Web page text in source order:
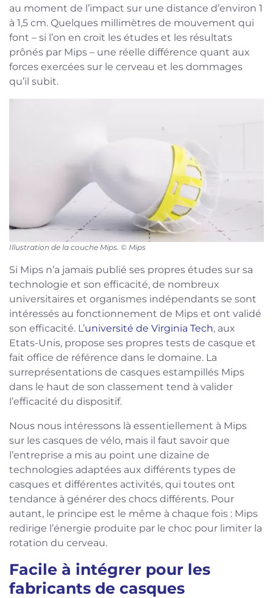
au moment de l’impact sur une distance d’environ 1
à 1,5 cm. Quelques millimètres de mouvement qui
font – si l’on en croit les études et les résultats
prônés par Mips – une réelle différence quant aux
forces exercées sur le cerveau et les dommages
qu’il subit.
Illustration de la couche Mips. © Mips
Si Mips n’a jamais publié ses propres études sur sa
technologie et son efficacité, de nombreux
universitaires et organismes indépendants se sont
intéressés au fonctionnement de Mips et ont validé
son efficacité. L’université de Virginia Tech, aux
Etats-Unis, propose ses propres tests de casque et
fait office de référence dans le domaine. La
surreprésentations de casques estampillés Mips
dans le haut de son classement tend à valider
l’efficacité du dispositif.
Nous nous intéressons là essentiellement à Mips
sur les casques de vélo, mais il faut savoir que
l’entreprise a mis au point une dizaine de
technologies adaptées aux différents types de
casques et différentes activités, qui toutes ont
tendance à générer des chocs différents. Pour
autant, le principe est le même à chaque fois : Mips
redirige l’énergie produite par le choc pour limiter la
rotation du cerveau.
Facile à intégrer pour les
fabricants de casques